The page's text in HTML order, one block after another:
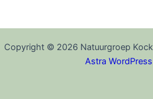
Copyright © 2026 Natuurgroep
Astra